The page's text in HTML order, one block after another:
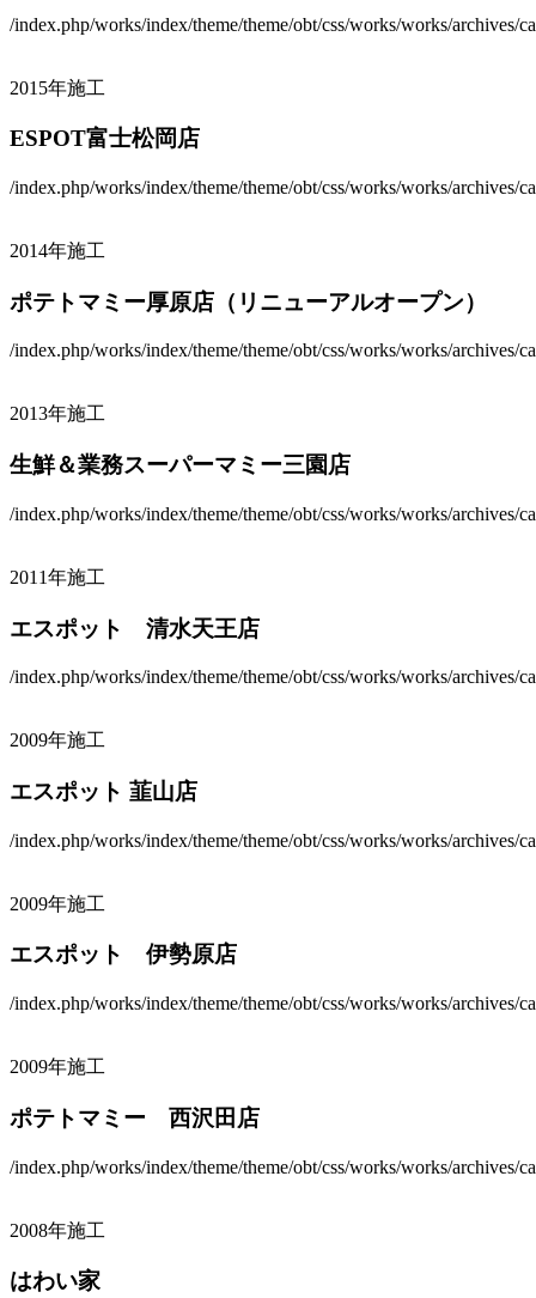
/index.php/works/index/theme/theme/obt/css/works/works/archives/
2015年施工
ESPOT富士松岡店
/index.php/works/index/theme/theme/obt/css/works/works/archives/
2014年施工
ポテトマミー厚原店（リニューアルオープン）
/index.php/works/index/theme/theme/obt/css/works/works/archives/
2013年施工
生鮮＆業務スーパーマミー三園店
/index.php/works/index/theme/theme/obt/css/works/works/archives/
2011年施工
エスポット 清水天王店
/index.php/works/index/theme/theme/obt/css/works/works/archives/
2009年施工
エスポット 韮山店
/index.php/works/index/theme/theme/obt/css/works/works/archives/
2009年施工
エスポット 伊勢原店
/index.php/works/index/theme/theme/obt/css/works/works/archives/
2009年施工
ポテトマミー 西沢田店
/index.php/works/index/theme/theme/obt/css/works/works/archives/
2008年施工
はわい家